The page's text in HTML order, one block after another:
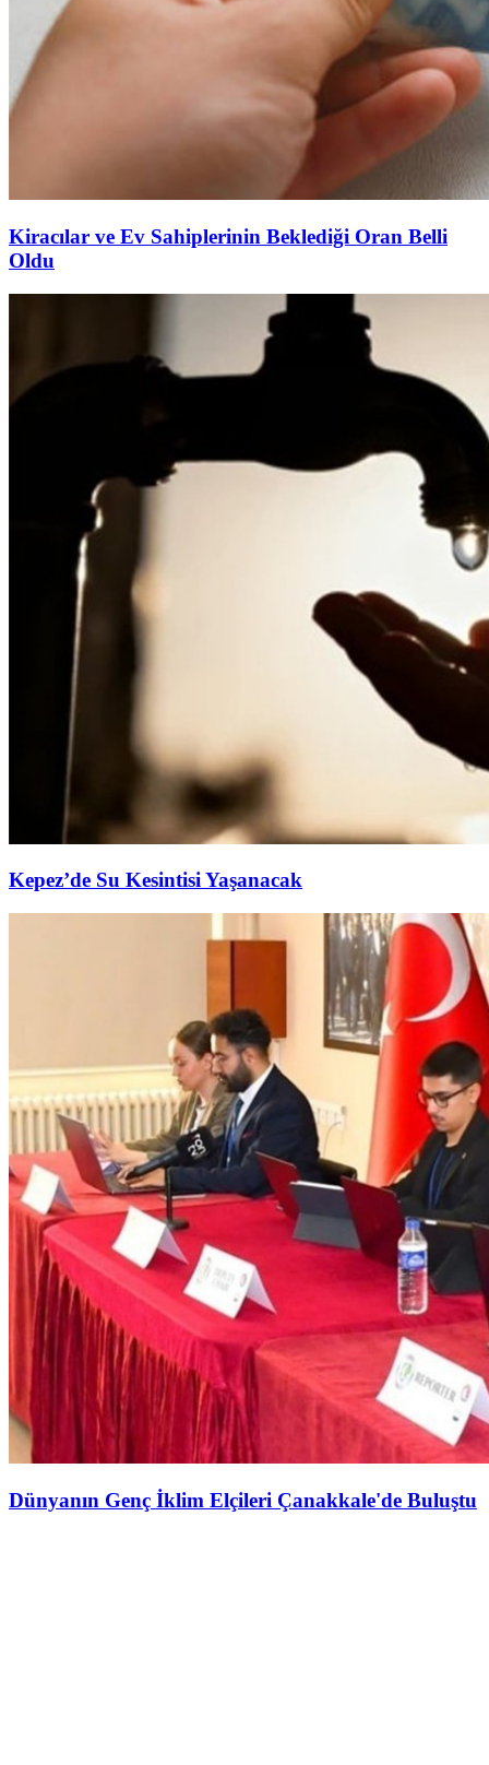
Kiracılar ve Ev Sahiplerinin Beklediği Oran Belli
Oldu
Kepez’de Su Kesintisi Yaşanacak
Dünyanın Genç İklim Elçileri Çanakkale'de Buluştu